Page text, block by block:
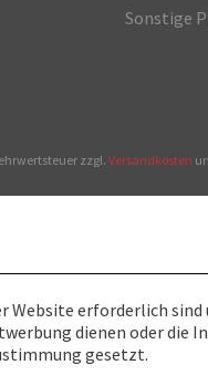
Sonstige
zzgl. Versandkosten
erforderlich
dienen oder die
gesetzt.